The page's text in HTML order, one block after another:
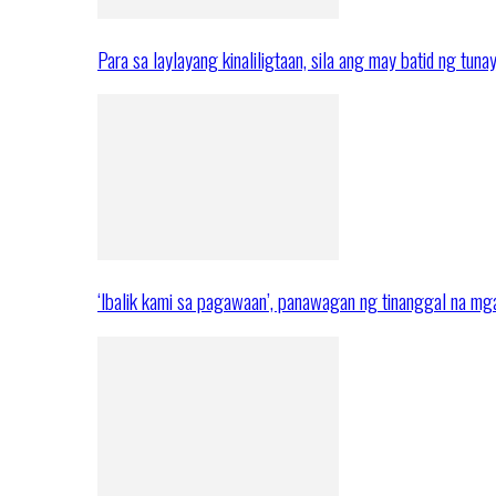
Para sa laylayang kinaliligtaan, sila ang may batid ng
‘Ibalik kami sa pagawaan’, panawagan ng tinanggal na